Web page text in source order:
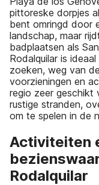
pittoreske dorpjes
bent omringd door
landschap, maar
badplaatsen als
Rodalquilar is
zoeken, weg van
voorzieningen en
regio zeer geschikt
rustige stranden,
om te spelen in de
Activiteiten
Rodalquilar